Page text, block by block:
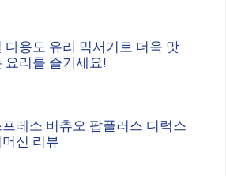
다용도 유리 믹서기로 더욱 맛
요리를 즐기세요!
레소 버츄오 팝플러스 디럭스
신 리뷰